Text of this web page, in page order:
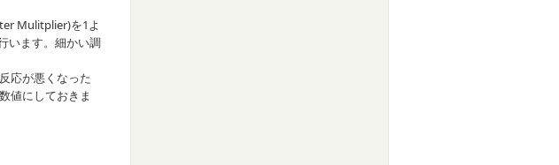
Mulitplier)を1よ
います。細かい調
応が悪くなった
値にしておきま